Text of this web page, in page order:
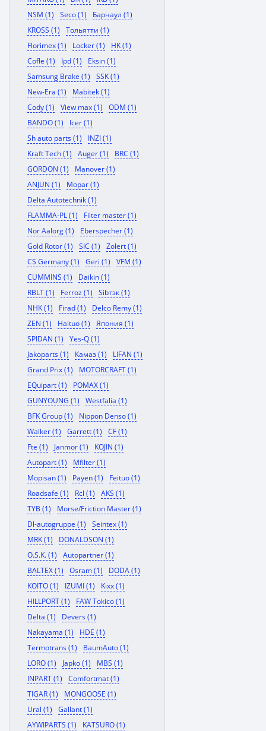
NSM (1)
Seco (1)
Барнаул (1)
KROSS (1)
Тольятти (1)
Florimex (1)
Locker (1)
HK (1)
Cofle (1)
Ipd (1)
Eksin (1)
Samsung Brake (1)
SSK (1)
New-Era (1)
Mabitek (1)
Cody (1)
View max (1)
ODM (1)
BANDO (1)
Icer (1)
Sh auto parts (1)
INZI (1)
Kraft Tech (1)
Auger (1)
BRC (1)
GORDON (1)
Manover (1)
ANJUN (1)
Mopar (1)
Delta Autotechnik (1)
FLAMMA-PL (1)
Filter master (1)
Nor Aalorg (1)
Eberspecher (1)
Gold Rotor (1)
SIC (1)
Zolert (1)
CS Germany (1)
Geri (1)
VFM (1)
CUMMINS (1)
Daikin (1)
RBLT (1)
Ferroz (1)
Sibтэк (1)
NHK (1)
Firad (1)
Delco Remy (1)
ZEN (1)
Haituo (1)
Япония (1)
SPIDAN (1)
Yes-Q (1)
Jakoparts (1)
Камаз (1)
LIFAN (1)
Grand Prix (1)
MOTORCRAFT (1)
EQuipart (1)
POMAX (1)
GUNYOUNG (1)
Westfalia (1)
BFK Group (1)
Nippon Denso (1)
Walker (1)
Garrett (1)
CF (1)
Fte (1)
Janmor (1)
KOJIN (1)
Autopart (1)
Mfilter (1)
Mopisan (1)
Payen (1)
Feituo (1)
Roadsafe (1)
Rcl (1)
AKS (1)
TYB (1)
Morse/Friction Master (1)
Dl-autogruppe (1)
Seintex (1)
MRK (1)
DONALDSON (1)
O.S.K. (1)
Autopartner (1)
BALTEX (1)
Osram (1)
DODA (1)
KOITO (1)
IZUMI (1)
Kixx (1)
HILLPORT (1)
FAW Tokico (1)
Delta (1)
Devers (1)
Nakayama (1)
HDE (1)
Termotrans (1)
BaumAuto (1)
LORO (1)
Japko (1)
MBS (1)
INPART (1)
Comfortmat (1)
TIGAR (1)
MONGOOSE (1)
Ural (1)
Gallant (1)
AYWIPARTS (1)
KATSURO (1)